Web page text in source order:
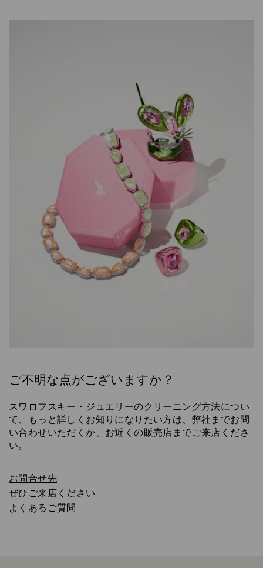
ご不明な点がございますか？
スワロフスキー・ジュエリーのクリーニング方法につい
て、もっと詳しくお知りになりたい方は、弊社までお問
い合わせいただくか、お近くの販売店までご来店くださ
い。
お問合せ先
ぜひご来店ください
よくあるご質問